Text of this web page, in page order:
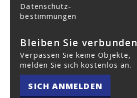
Datenschutz­
bestimmungen
Bleiben Sie verbunden
Verpassen Sie keine Objekte,
melden Sie sich kostenlos an.
SICH ANMELDEN